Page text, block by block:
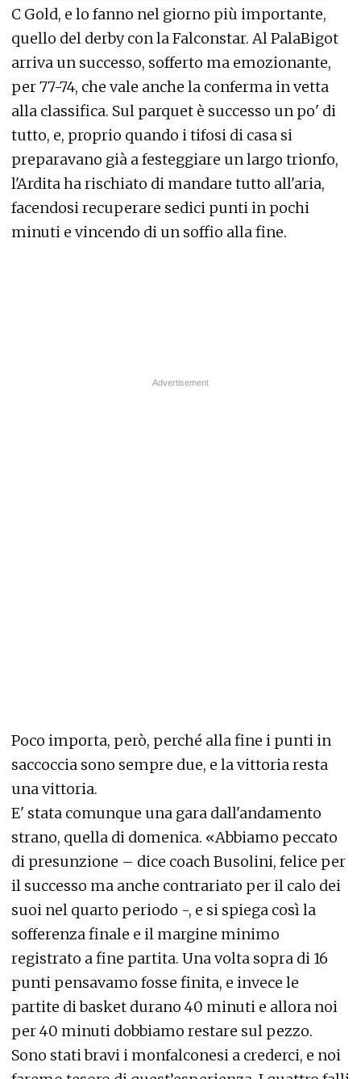
C Gold, e lo fanno nel giorno più importante,
quello del derby con la Falconstar. Al PalaBigot
arriva un successo, sofferto ma emozionante,
per 77-74, che vale anche la conferma in vetta
alla classifica. Sul parquet è successo un po' di
tutto, e, proprio quando i tifosi di casa si
preparavano già a festeggiare un largo trionfo,
l'Ardita ha rischiato di mandare tutto all'aria,
facendosi recuperare sedici punti in pochi
minuti e vincendo di un soffio alla fine.
Poco importa, però, perché alla fine i punti in
saccoccia sono sempre due, e la vittoria resta
una vittoria.
E' stata comunque una gara dall'andamento
strano, quella di domenica. «Abbiamo peccato
di presunzione – dice coach Busolini, felice per
il successo ma anche contrariato per il calo dei
suoi nel quarto periodo -, e si spiega così la
sofferenza finale e il margine minimo
registrato a fine partita. Una volta sopra di 16
punti pensavamo fosse finita, e invece le
partite di basket durano 40 minuti e allora noi
per 40 minuti dobbiamo restare sul pezzo.
Sono stati bravi i monfalconesi a crederci, e noi